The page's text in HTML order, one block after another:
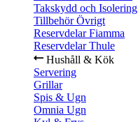
Takskydd och Isolering
Tillbehör Övrigt
Reservdelar Fiamma
Reservdelar Thule
Hushåll & Kök
Servering
Grillar
Spis & Ugn
Omnia Ugn